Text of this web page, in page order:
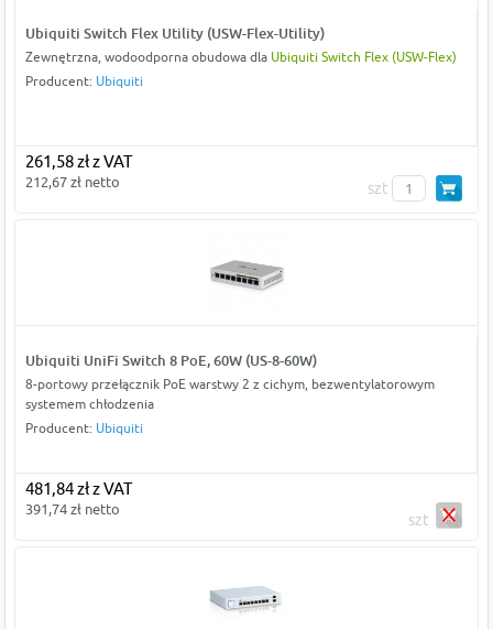
Ubiquiti Switch Flex Utility (USW-Flex-Utility)
Zewnętrzna, wodoodporna obudowa dla Ubiquiti Switch Flex (USW-Flex)
Producent: Ubiquiti
261,58 zł z VAT
212,67 zł netto szt
Ubiquiti UniFi Switch 8 PoE, 60W (US-8-60W)
8-portowy przełącznik PoE warstwy 2 z cichym, bezwentylatorowym
systemem chłodzenia
Producent: Ubiquiti
481,84 zł z VAT
391,74 zł netto
szt